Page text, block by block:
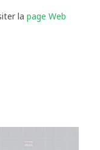
la page Web